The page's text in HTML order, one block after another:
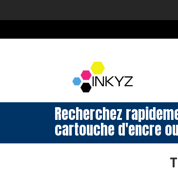
Recherchez
cartouche d'encre